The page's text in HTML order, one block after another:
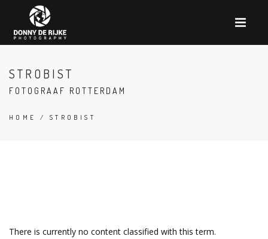
STROBIST
FOTOGRAAF ROTTERDAM
HOME / STROBIST
There is currently no content classified with this term.